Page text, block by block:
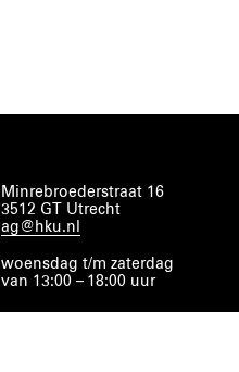
Minrebroederstraat 16
3512 GT Utrecht
ag@hku.nl
woensdag t/m zaterdag
van 13:00 – 18:00 uur